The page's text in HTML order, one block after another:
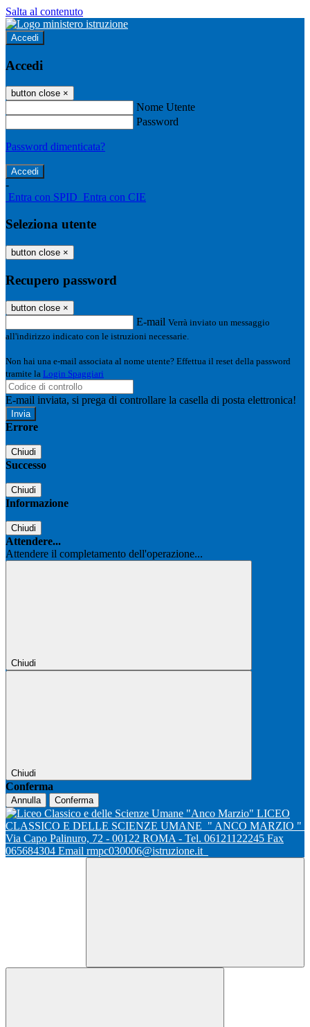
Salta al contenuto
Accedi
Accedi
button close ×
Nome Utente
Password
Password dimenticata?
-
Entra con SPID Entra con CIE
Seleziona utente
button close ×
Recupero password
button close ×
E-mail Verrà inviato un messaggio
all'indirizzo indicato con le istruzioni necessarie.
Non hai una e-mail associata al nome utente? Effettua il reset della password
tramite la Login Spaggiari
E-mail inviata, si prega di controllare la casella di posta elettronica!
Errore
Chiudi
Successo
Chiudi
Informazione
Chiudi
Attendere...
Attendere il completamento dell'operazione...
Chiudi
Chiudi
Conferma
Annulla Conferma
LICEO
CLASSICO E DELLE SCIENZE UMANE " ANCO MARZIO "
Via Capo Palinuro, 72 - 00122 ROMA - Tel. 06121122245 Fax
065684304 Email rmpc030006@istruzione.it